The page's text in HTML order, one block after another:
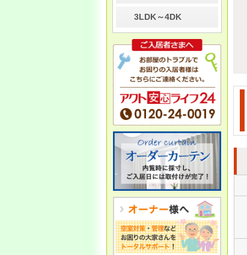
・毎週水曜日 定休
8月18日（日）10：00より通
常営業となります
5/1 ●ゴールデンウィーク休暇
のお知らせ●
お客様・取引企業様 各位
誠に勝手ながら以下の通り、
休業となります。
5/3（土 ） ～ 5/7（水）
5/8(木）より通常営業いたしま
す。
3/15
3LDK～4DK